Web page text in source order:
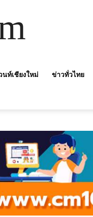
นท์เชียงใหม่ ข่าวทั่วไทย